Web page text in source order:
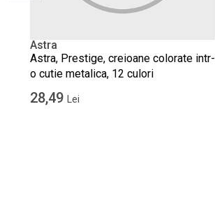
Astra
Astra, Prestige, creioane colorate intr-
o cutie metalica, 12 culori
28,49 Lei